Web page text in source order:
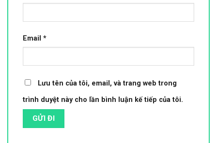
Email *
Lưu tên của tôi, email, và trang web trong
trình duyệt này cho lần bình luận kế tiếp của tôi.